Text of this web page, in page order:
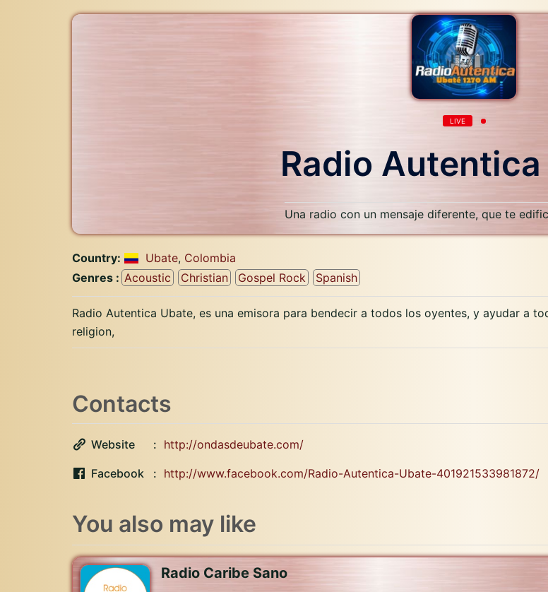
LIVE
Radio
Una radio con un mensaje diferente, que te
Country: Ubate, Colombia
Genres : Acoustic Christian Gospel Rock Spanish
Radio Autentica Ubate, es una emisora para bendecir a todos los oyentes, y ayudar a
religion,
Contacts
Website http://ondasdeubate.com/
Facebook http://www.facebook.com/Radio-Autentica-Ubate-401921533981872/
You also may like
Radio Caribe Sano